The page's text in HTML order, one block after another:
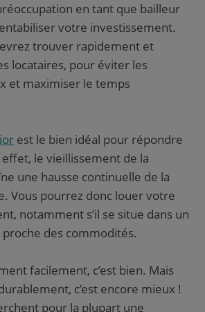
en tant que bailleur
votre investissement.
trouver rapidement et
locataires, pour éviter les
et maximiser le temps
est le bien idéal pour répondre
le vieillissement de la
une hausse continuelle de la
Vous pourrez donc louer votre
notamment s’il se situe dans un
des commodités.
facilement, c’est bien. Mais
c’est encore mieux !
pour la plupart une